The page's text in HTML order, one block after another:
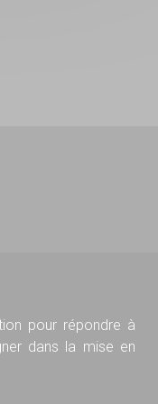
pour répondre à
dans la mise en